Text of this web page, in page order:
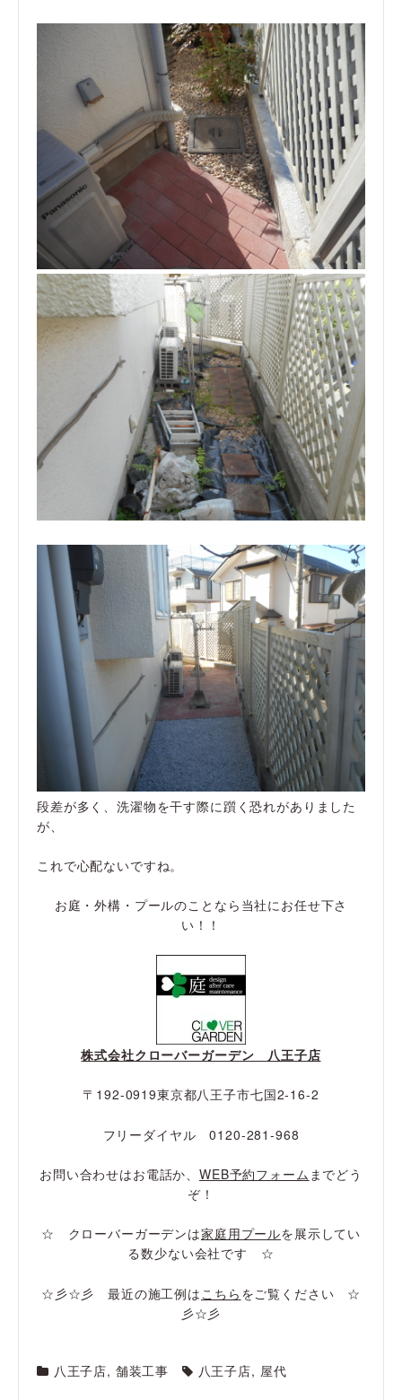
段差が多く、洗濯物を干す際に躓く恐れがありました
が、
これで心配ないですね。
お庭・外構・プールのことなら当社にお任せ下さ
い！！
株式会社クローバーガーデン 八王子店
〒192-0919東京都八王子市七国2-16-2
フリーダイヤル 0120-281-968
お問い合わせはお電話か、WEB予約フォーム までどう
ぞ！
☆ クローバーガーデンは家庭用プールを展示してい
る数少ない会社です ☆
☆彡☆彡 最近の施工例は こちら をご覧ください ☆
彡☆彡
八王子店, 舗装工事 八王子店, 屋代